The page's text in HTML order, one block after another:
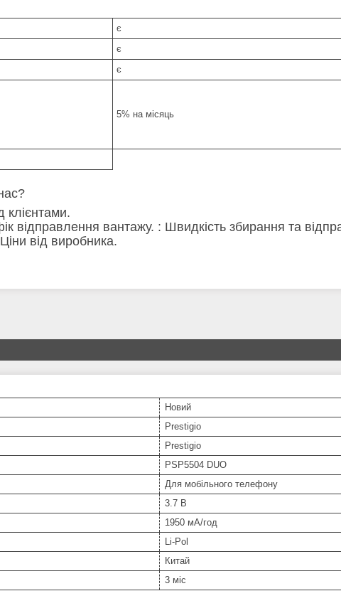
є
є
є
5% на місяць
клієнтами.
відправлення вантажу. : Швидкість збирання та
від виробника.
Новий
Prestigio
Prestigio
PSP5504 DUO
Для мобільного телефону
3.7 В
1950 мА/год
Li-Pol
Китай
3 міс